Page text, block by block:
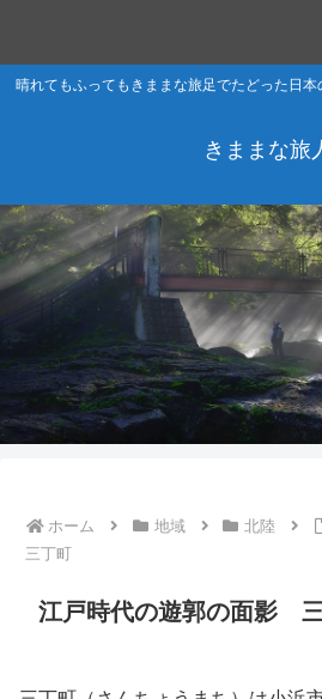
晴れてもふってもきままな旅足でたどった日
きままな旅
ホーム 地域 北陸
三丁町
江戸時代の遊郭の面影